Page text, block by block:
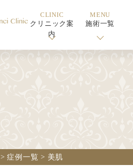
CLINIC
クリニック案
内
MENU
施術一覧
>症例一覧 > 美肌